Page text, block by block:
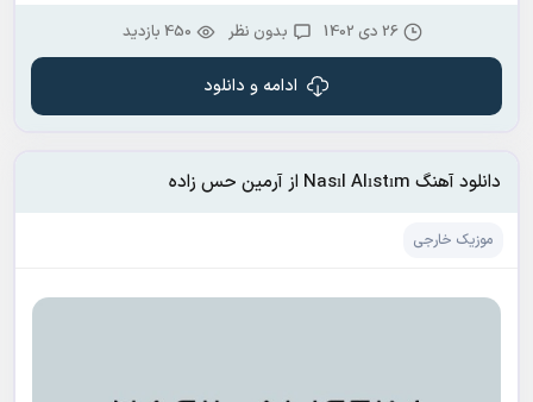
26 دی 1402 بدون نظر 450 بازدید
ادامه و دانلود
دانلود آهنگ Nasıl Alıstım از آرمین حس زاده
موزیک خارجی